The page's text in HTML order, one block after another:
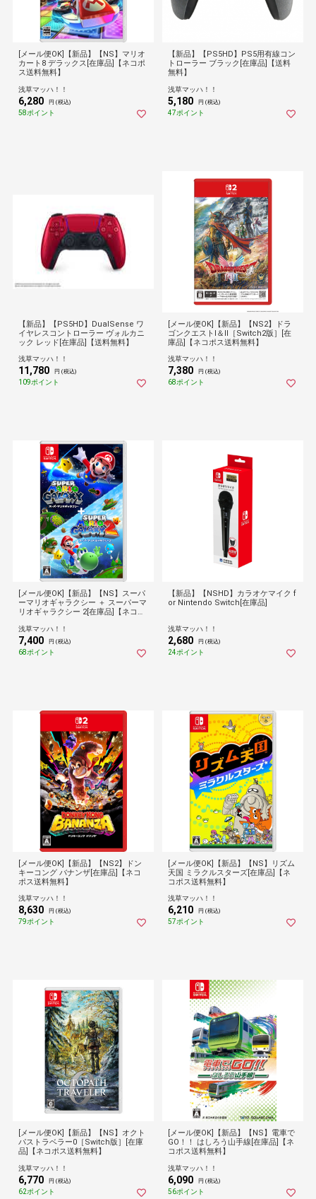
[メール便OK]【新品】【NS】マリオ
カート8 デラックス[在庫品]【ネコポ
ス送料無料】
浅草マッハ！！
6,280 円 (税込)
58ポイント
【新品】【PS5HD】PS5用有線コン
トローラー ブラック[在庫品]【送料
無料】
浅草マッハ！！
5,180 円 (税込)
47ポイント
【新品】【PS5HD】DualSense ワ
イヤレスコントローラー ヴォルカニ
ック レッド[在庫品]【送料無料】
浅草マッハ！！
11,780 円 (税込)
109ポイント
[メール便OK]【新品】【NS2】ドラ
ゴンクエストI＆II［Switch2版］[在
庫品]【ネコポス送料無料】
浅草マッハ！！
7,380 円 (税込)
68ポイント
[メール便OK]【新品】【NS】スーパ
ーマリオギャラクシー ＋ スーパーマ
リオギャラクシー 2[在庫品]【ネコポ
浅草マッハ！！
7,400 円 (税込)
68ポイント
【新品】【NSHD】カラオケマイク f
or Nintendo Switch[在庫品]
浅草マッハ！！
2,680 円 (税込)
24ポイント
[メール便OK]【新品】【NS2】ドン
キーコング バナンザ[在庫品]【ネコ
ポス送料無料】
浅草マッハ！！
8,630 円 (税込)
79ポイント
[メール便OK]【新品】【NS】リズム
天国 ミラクルスターズ[在庫品]【ネ
コポス送料無料】
浅草マッハ！！
6,210 円 (税込)
57ポイント
[メール便OK]【新品】【NS】オクト
パストラベラー0［Switch版］[在庫
品]【ネコポス送料無料】
浅草マッハ！！
6,770 円 (税込)
62ポイント
[メール便OK]【新品】【NS】電車で
GO！！ はしろう山手線[在庫品]【ネ
コポス送料無料】
浅草マッハ！！
6,090 円 (税込)
56ポイント